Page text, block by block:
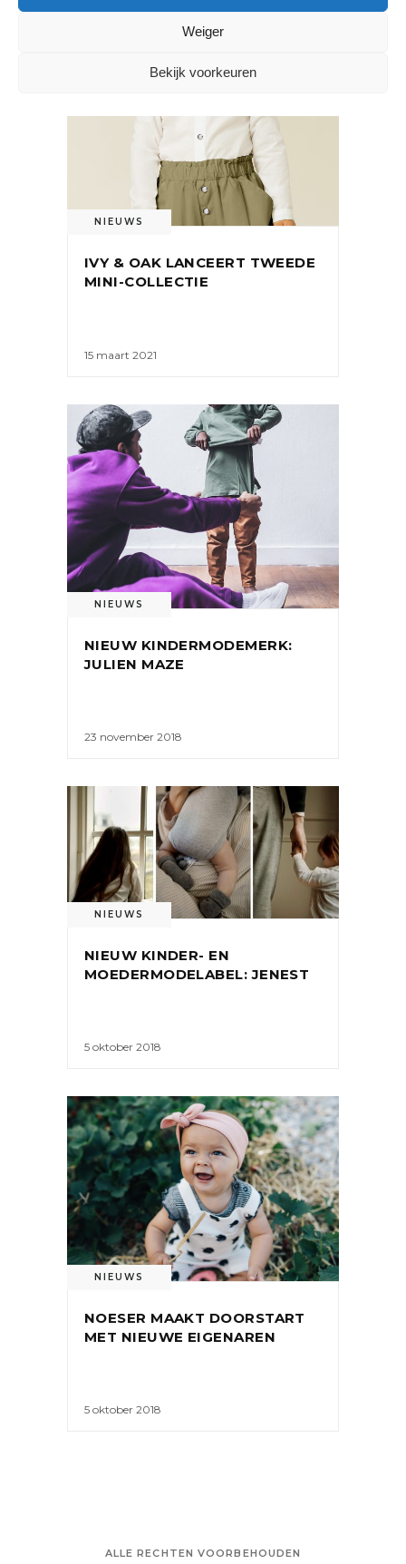
Weiger
Bekijk voorkeuren
NIEUWS
IVY & OAK LANCEERT TWEEDE
MINI-COLLECTIE
15 maart 2021
NIEUWS
NIEUW KINDERMODEMERK:
JULIEN MAZE
23 november 2018
NIEUWS
NIEUW KINDER- EN
MOEDERMODELABEL: JENEST
5 oktober 2018
NIEUWS
NOESER MAAKT DOORSTART
MET NIEUWE EIGENAREN
5 oktober 2018
ALLE RECHTEN VOORBEHOUDEN